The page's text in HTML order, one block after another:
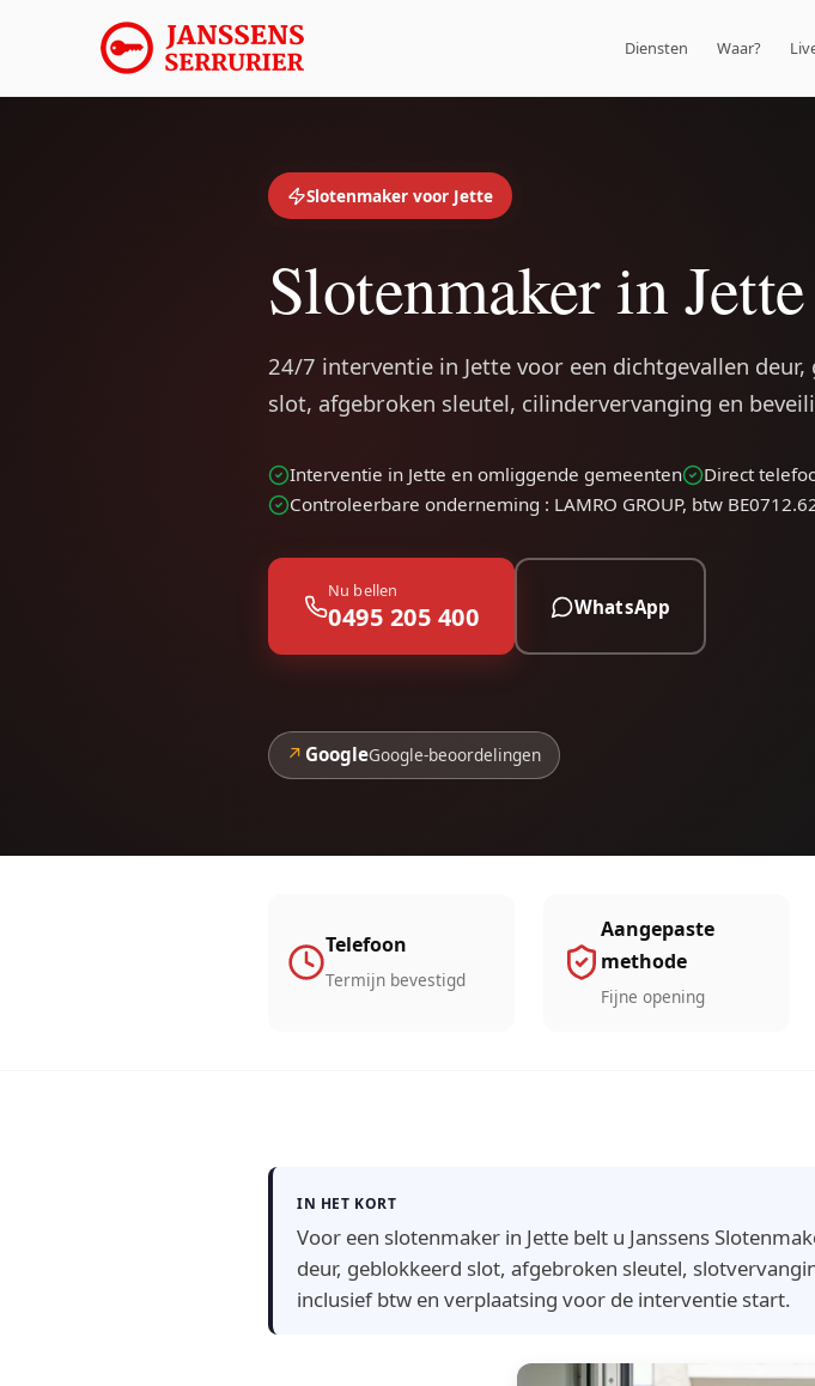
Diensten Waar?
Slotenmaker voor Jette
Slotenmaker in Jette
24/7 interventie in Jette voor een dichtgevallen deur,
slot, afgebroken sleutel, cilindervervanging en
Interventie in Jette en omliggende gemeenten
Direct
Controleerbare onderneming : LAMRO GROUP, btw
Nu bellen
0495 205 400 WhatsApp
↗ GoogleGoogle-beoordelingen
Telefoon
Termijn bevestigd
Aangepaste
methode
Fijne opening
IN HET KORT
Voor een slotenmaker in Jette belt u Janssens
deur, geblokkeerd slot, afgebroken sleutel,
inclusief btw en verplaatsing voor de interventie start.